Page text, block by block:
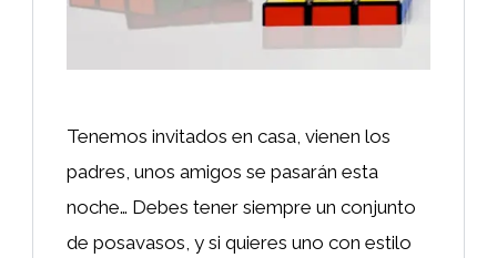
Tenemos invitados en casa, vienen los
padres, unos amigos se pasarán esta
noche… Debes tener siempre un conjunto
de posavasos, y si quieres uno con estilo